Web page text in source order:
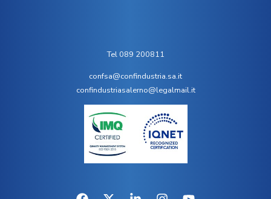
Tel 089 200811
confsa@confindustria.sa.it
confindustriasalerno@legalmail.it